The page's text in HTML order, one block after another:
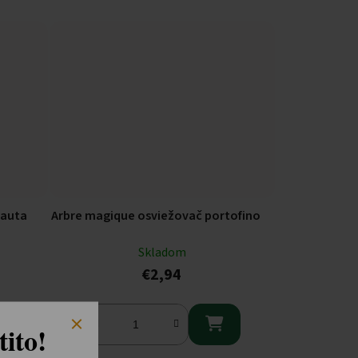
Arbre magique osviežovač portofino
Skladom
€2,94
